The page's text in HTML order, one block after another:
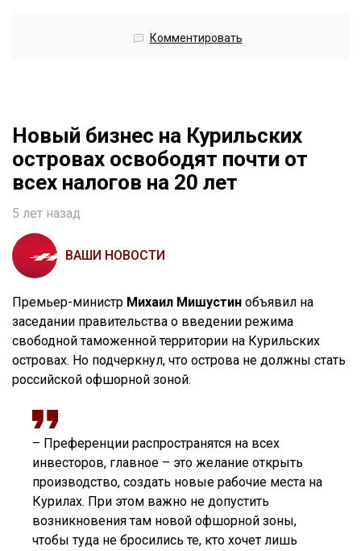
Комментировать
Новый бизнес на Курильских
островах освободят почти от
всех налогов на 20 лет
5 лет назад
ВАШИ НОВОСТИ
Премьер-министр Михаил Мишустин объявил на
заседании правительства о введении режима
свободной таможенной территории на Курильских
островах. Но подчеркнул, что острова не должны стать
российской офшорной зоной.
– Преференции распространятся на всех
инвесторов, главное – это желание открыть
производство, создать новые рабочие места на
Курилах. При этом важно не допустить
возникновения там новой офшорной зоны,
чтобы туда не бросились те, кто хочет лишь